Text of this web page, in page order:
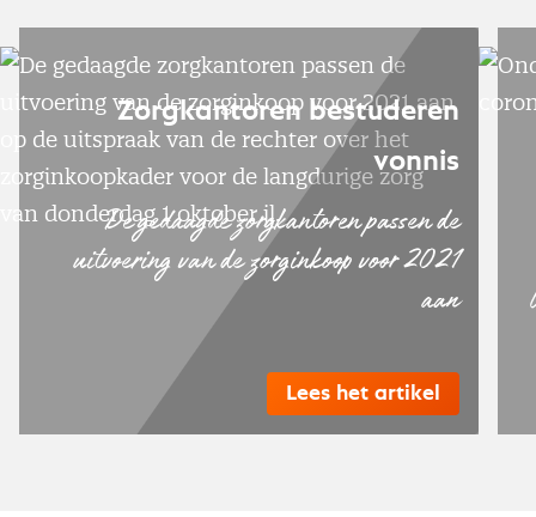
Zorgkantoren bestuderen
vonnis
De gedaagde zorgkantoren passen de
uitvoering van de zorginkoop voor 2021
aan
Lees het artikel